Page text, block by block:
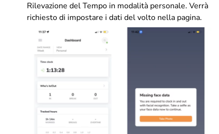
Rilevazione del Tempo in modalità personale. Verrà
richiesto di impostare i dati del volto nella pagina.